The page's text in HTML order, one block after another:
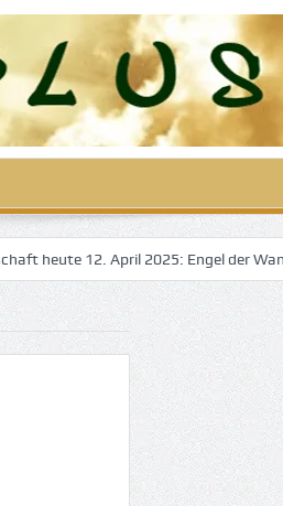
12. April 2025: Engel der Wandlung